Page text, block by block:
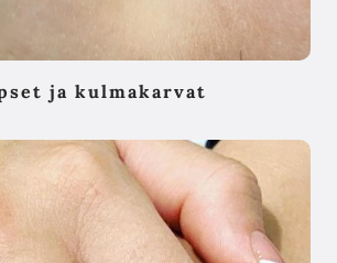
ja kulmakarvat